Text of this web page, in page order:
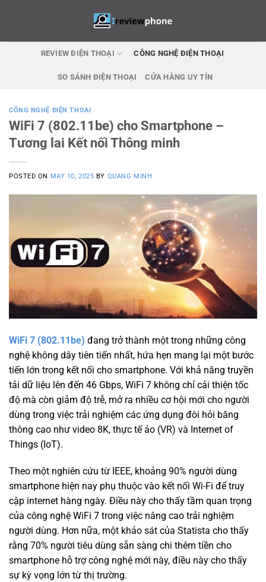
REVIEW ĐIỆN THOẠI CÔNG NGHỆ ĐIỆN THOẠI
SO SÁNH ĐIỆN THOẠI CỬA HÀNG UY TÍN
CÔNG NGHỆ ĐIỆN THOẠI
WiFi 7 (802.11be) cho Smartphone –
Tương lai Kết nối Thông minh
POSTED ON MAY 10, 2025 BY QUANG MINH
WiFi 7 (802.11be) đang trở thành một trong những công
nghệ không dây tiên tiến nhất, hứa hẹn mang lại một bước
tiến lớn trong kết nối cho smartphone. Với khả năng truyền
tải dữ liệu lên đến 46 Gbps, WiFi 7 không chỉ cải thiện tốc
độ mà còn giảm độ trễ, mở ra nhiều cơ hội mới cho người
dùng trong việc trải nghiệm các ứng dụng đòi hỏi băng
thông cao như video 8K, thực tế ảo (VR) và Internet of
Things (IoT).
Theo một nghiên cứu từ IEEE, khoảng 90% người dùng
smartphone hiện nay phụ thuộc vào kết nối Wi-Fi để truy
cập internet hàng ngày. Điều này cho thấy tầm quan trọng
của công nghệ WiFi 7 trong việc nâng cao trải nghiệm
người dùng. Hơn nữa, một khảo sát của Statista cho thấy
rằng 70% người tiêu dùng sẵn sàng chi thêm tiền cho
smartphone hỗ trợ công nghệ mới này, điều này cho thấy
sự kỳ vọng lớn từ thị trường.